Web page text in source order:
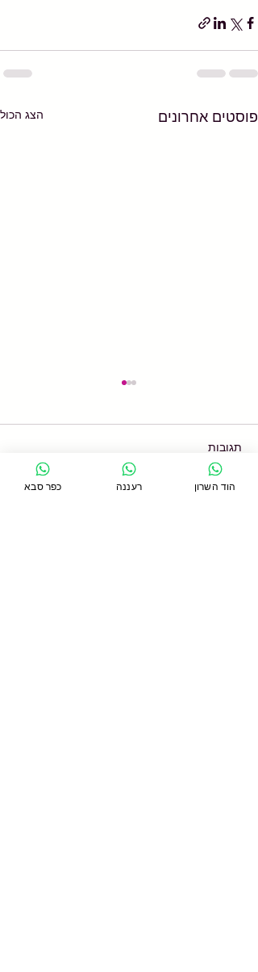
פוסטים אחרונים הצג הכול
תגובות
כפר סבא רעננה הוד השרון